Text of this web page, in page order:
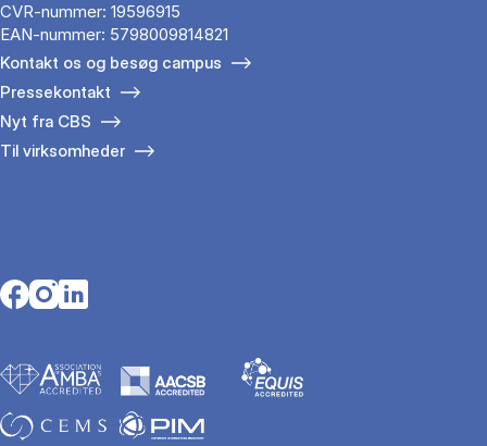
CVR-nummer: 19596915
EAN-nummer: 5798009814821
Kontakt os og besøg campus
Pressekontakt
Nyt fra CBS
Til virksomheder
Opens in a new tab
Opens in a new tab
Opens in a new tab